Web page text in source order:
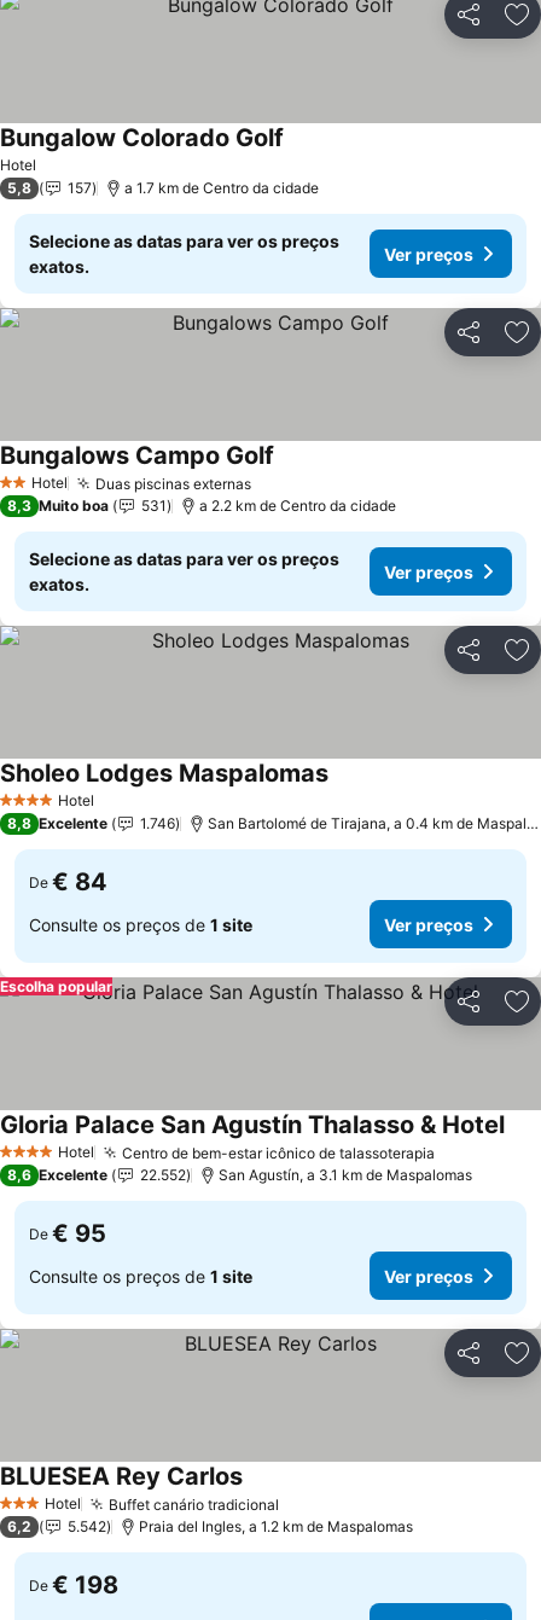
Partilhar
Hotel
Bungalow Colorado Golf
5,8 157 a 1.7 km de Centro da cidade
Selecione as datas para ver os preços
exatos.
Ver preços
Partilhar
2 Estrelas
Hotel Duas piscinas externasVer preços
Bungalows Campo Golf
8,3 Muito boa 531 a 2.2 km de Centro da cidade
Selecione as datas para ver os preços
exatos.
Ver preços
Partilhar
4 EstrelasHotel
Sholeo Lodges MaspalomasVer preços
8,8 Excelente 1.746 San Bartolomé de Tirajana, a 0.4 km de
De € 84
Consulte os preços de 1 site Ver preços
Partilhar
Escolha popular
4 EstrelasHotel Centro de bem-estar icônico de talassoterapia
Gloria Palace San Agustín Thalasso & HotelVer
8,6 Excelente 22.552 San Agustín, a 3.1 km de Maspalomas
De € 95
Consulte os preços de 1 site Ver preços
Partilhar
3 EstrelasHotel Buffet canário tradicional
BLUESEA Rey CarlosVer preços
6,2 5.542 Praia del Ingles, a 1.2 km de Maspalomas
De € 198